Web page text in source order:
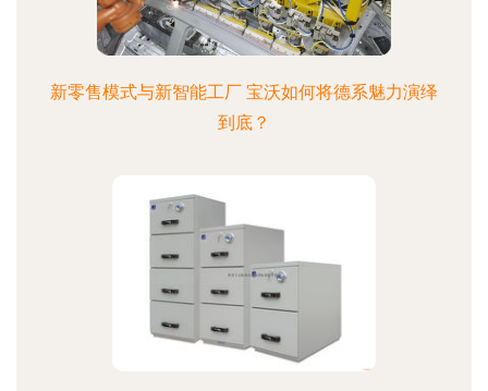
新零售模式与新智能工厂 宝沃如何将德系魅力演绎
到底？